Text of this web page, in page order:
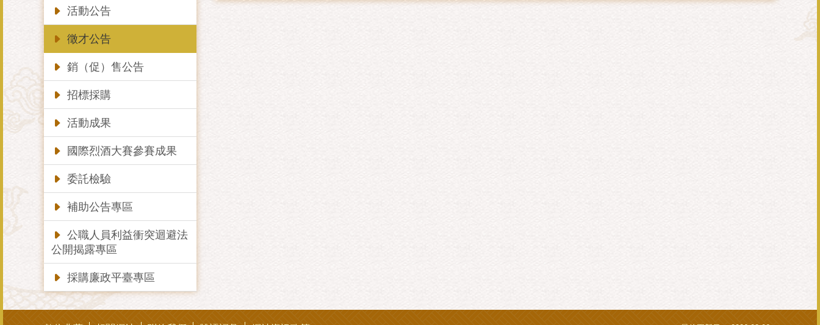
活動公告
徵才公告
銷（促）售公告
招標採購
活動成果
國際烈酒大賽參賽成果
委託檢驗
補助公告專區
公職人員利益衝突迴避法
公開揭露專區
採購廉政平臺專區